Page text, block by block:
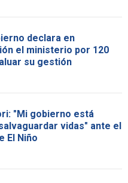
declara en
el ministerio por 120
su gestión
"Mi gobierno está
vidas" ante el
El Niño